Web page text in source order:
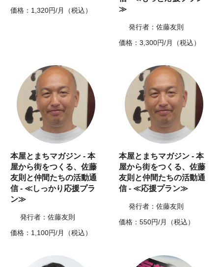
価格：1,320円/月（税込）
≫
発行者：佐藤友則
価格：3,300円/月（税込）
本屋とまちマガジン - 本
屋から街をつくる、佐藤
友則と仲間たちの活動通
信 - ≪しっかり応援プラ
ン≫
発行者：佐藤友則
価格：1,100円/月（税込）
本屋とまちマガジン - 本
屋から街をつくる、佐藤
友則と仲間たちの活動通
信 - ≪応援プラン≫
発行者：佐藤友則
価格：550円/月（税込）